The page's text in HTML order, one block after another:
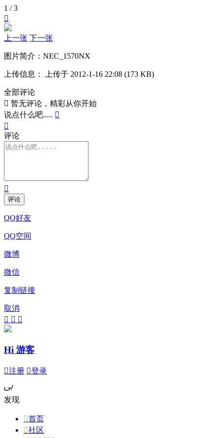
1 / 3

上一张 下一张
图片简介： NEC_1570NX
上传信息： 上传于 2012-1-16 22:08 (173 KB)
全部评论
 暂无评论，精彩从你开始
说点什么吧..... 

评论

评论
QQ好友
QQ空间
微博
微信
复制链接
取消
  
Hi 游客
注册 登录
ﰉ
发现
首页
社区